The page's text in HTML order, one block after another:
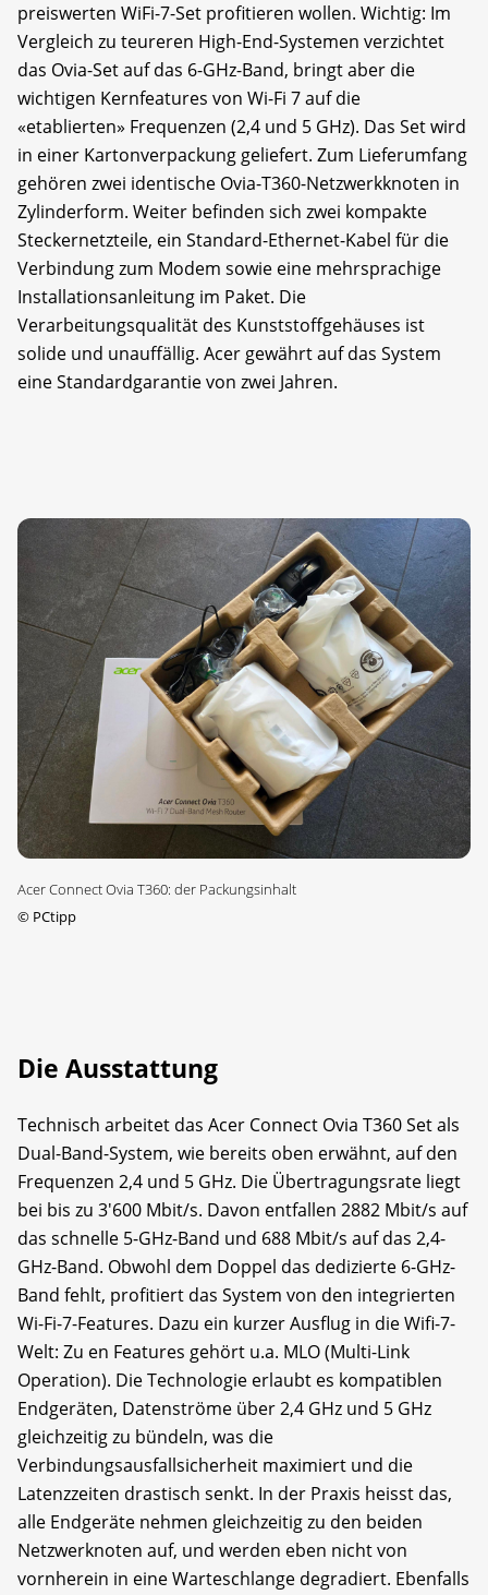
preiswerten WiFi-7-Set profitieren wollen. Wichtig: Im
Vergleich zu teureren High-End-Systemen verzichtet
das Ovia-Set auf das 6-GHz-Band, bringt aber die
wichtigen Kernfeatures von Wi-Fi 7 auf die
«etablierten» Frequenzen (2,4 und 5 GHz). Das Set wird
in einer Kartonverpackung geliefert. Zum Lieferumfang
gehören zwei identische Ovia-T360-Netzwerkknoten in
Zylinderform. Weiter befinden sich zwei kompakte
Steckernetzteile, ein Standard-Ethernet-Kabel für die
Verbindung zum Modem sowie eine mehrsprachige
Installationsanleitung im Paket. Die
Verarbeitungsqualität des Kunststoffgehäuses ist
solide und unauffällig. Acer gewährt auf das System
eine Standardgarantie von zwei Jahren.
Acer Connect Ovia T360: der Packungsinhalt
© PCtipp
Die Ausstattung
Technisch arbeitet das Acer Connect Ovia T360 Set als
Dual-Band-System, wie bereits oben erwähnt, auf den
Frequenzen 2,4 und 5 GHz. Die Übertragungsrate liegt
bei bis zu 3'600 Mbit/s. Davon entfallen 2882 Mbit/s auf
das schnelle 5-GHz-Band und 688 Mbit/s auf das 2,4-
GHz-Band. Obwohl dem Doppel das dedizierte 6-GHz-
Band fehlt, profitiert das System von den integrierten
Wi-Fi-7-Features. Dazu ein kurzer Ausflug in die Wifi-7-
Welt: Zu en Features gehört u.a. MLO (Multi-Link
Operation). Die Technologie erlaubt es kompatiblen
Endgeräten, Datenströme über 2,4 GHz und 5 GHz
gleichzeitig zu bündeln, was die
Verbindungsausfallsicherheit maximiert und die
Latenzzeiten drastisch senkt. In der Praxis heisst das,
alle Endgeräte nehmen gleichzeitig zu den beiden
Netzwerknoten auf, und werden eben nicht von
vornherein in eine Warteschlange degradiert. Ebenfalls